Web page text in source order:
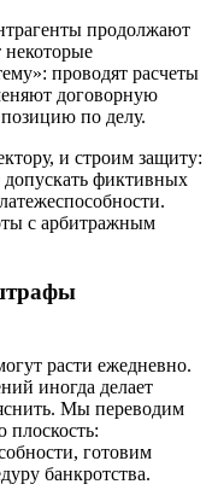
продолжают
некоторые
проводят расчеты
договорную
по делу.
и строим защиту:
фиктивных
с арбитражным
расти ежедневно.
иногда делает
Мы переводим
готовим
банкротства.